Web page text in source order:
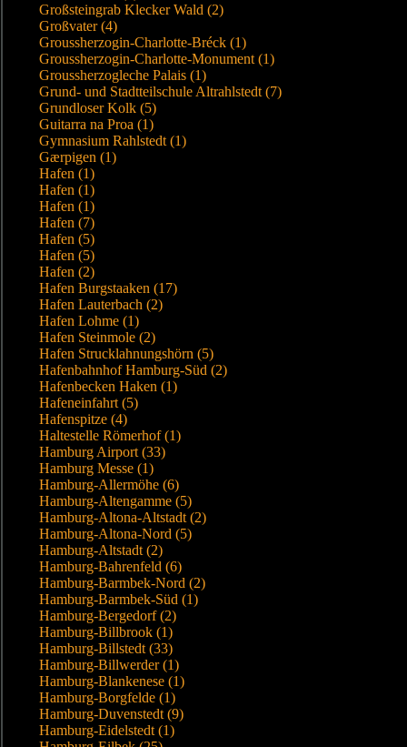
Großsteingrab Klecker Wald (2)
Großvater (4)
Groussherzogin-Charlotte-Bréck (1)
Groussherzogin-Charlotte-Monument (1)
Groussherzogleche Palais (1)
Grund- und Stadtteilschule Altrahlstedt (7)
Grundloser Kolk (5)
Guitarra na Proa (1)
Gymnasium Rahlstedt (1)
Gærpigen (1)
Hafen (1)
Hafen (1)
Hafen (1)
Hafen (7)
Hafen (5)
Hafen (5)
Hafen (2)
Hafen Burgstaaken (17)
Hafen Lauterbach (2)
Hafen Lohme (1)
Hafen Steinmole (2)
Hafen Strucklahnungshörn (5)
Hafenbahnhof Hamburg-Süd (2)
Hafenbecken Haken (1)
Hafeneinfahrt (5)
Hafenspitze (4)
Haltestelle Römerhof (1)
Hamburg Airport (33)
Hamburg Messe (1)
Hamburg-Allermöhe (6)
Hamburg-Altengamme (5)
Hamburg-Altona-Altstadt (2)
Hamburg-Altona-Nord (5)
Hamburg-Altstadt (2)
Hamburg-Bahrenfeld (6)
Hamburg-Barmbek-Nord (2)
Hamburg-Barmbek-Süd (1)
Hamburg-Bergedorf (2)
Hamburg-Billbrook (1)
Hamburg-Billstedt (33)
Hamburg-Billwerder (1)
Hamburg-Blankenese (1)
Hamburg-Borgfelde (1)
Hamburg-Duvenstedt (9)
Hamburg-Eidelstedt (1)